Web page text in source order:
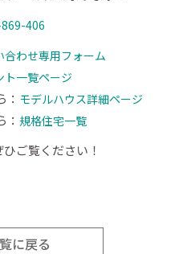
406
合わせ専用フォーム
ト一覧ページ
モデルハウス詳細ページ
規格住宅一覧
ご覧ください！
に戻る